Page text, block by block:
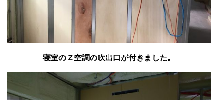
寝室のＺ空調の吹出口が付きました。